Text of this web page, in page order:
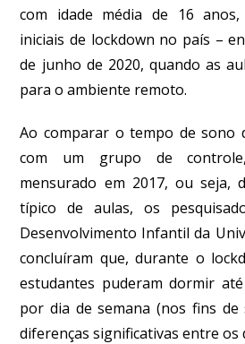
com idade média de 16
iniciais de lockdown no país –
de junho de 2020, quando as
para o ambiente remoto.
Ao comparar o tempo de sono
com um grupo de
mensurado em 2017, ou seja,
típico de aulas, os
Desenvolvimento Infantil da
concluíram que, durante o
estudantes puderam dormir
por dia de semana (nos fins de
diferenças significativas entre os